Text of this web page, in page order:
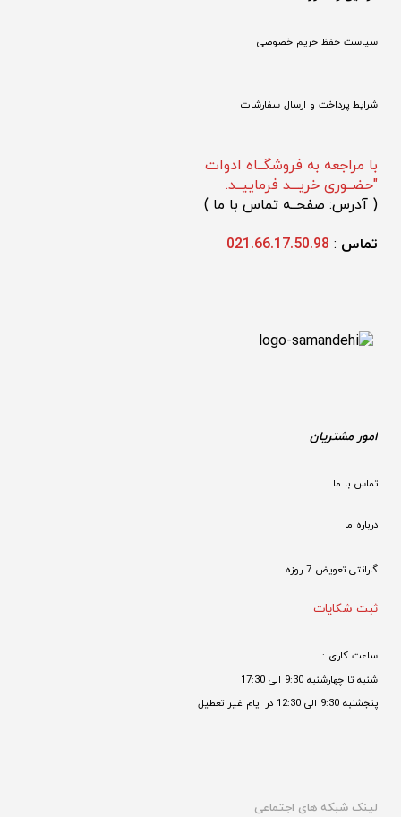
سیاست حفظ حریم خصوصی
شرایط پرداخت و ارسال سفارشات
با مراجعه به فروشگــاه ادوات
"حضــوری خریـــد فرماییــد.
( آدرس: صفحــه تماس با ما )
تماس :
021.66.17.50.98
امور مشتریان
تماس با ما
درباره ما
گارانتی تعویض 7 روزه
ثبت شکایات
ساعت کاری :
شنبه تا چهارشنبه 9:30 الی 17:30
پنجشنبه 9:30 الی 12:30 در ایام غیر تعطیل
لینک شبکه های اجتماعی